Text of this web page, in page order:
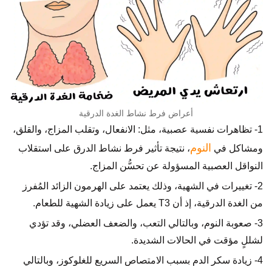
أعراض فرط نشاط الغدة الدرقية
1- تظاهرات نفسية عصبية، مثل: الانفعال، وتقلب المزاج، والقلق،
ومشاكل في النوم، نتيجة تأثير فرط نشاط الدرق على استقلاب
النواقل العصبية المسؤولة عن تحسُّن المزاج.
2- تغييرات في الشهية، وذلك يعتمد على الهرمون الزائد المُفرز
من الغدة الدرقية، إذ أن T3 يعمل على زيادة الشهية للطعام.
3- صعوبة النوم، وبالتالي التعب، والضعف العضلي، وقد تؤدي
لشللٍ مؤقت في الحالات الشديدة.
4- زيادة سكر الدم بسبب الامتصاص السريع للغلوكوز، وبالتالي